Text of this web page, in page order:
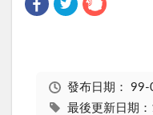
發布日期： 99-
最後更新日期